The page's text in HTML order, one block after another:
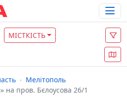
МІСТКІСТЬ
Мелітополь
на пров. Бєлоусова 26/1